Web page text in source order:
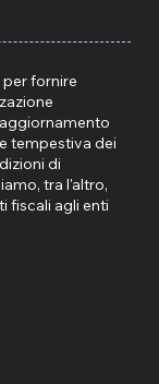
fornire
tempestiva dei
di
tra l'altro,
fiscali agli enti